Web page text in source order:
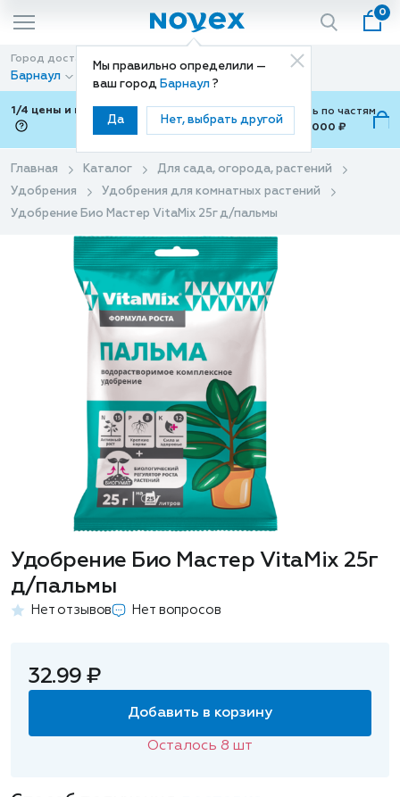
Мы правильно определили —
ваш город Барнаул ?
Да Нет, выбрать другой
0
Город доставки
Барнаул
Способ доставки
Доставка
1/4 цены и покупки ваши с Подели
Можно оплатить по частям
от 700 ₽ до 15,000 ₽
Главная Каталог
Для сада, огорода, растений
Удобрения
Удобрения для комнатных растений
Удобрение Био Мастер VitaMix 25г д/пальмы
Удобрение Био Мастер VitaMix 25г
д/пальмы
Нет отзывов Нет вопросов
32.99 ₽
Добавить в корзину
Осталось 8 шт